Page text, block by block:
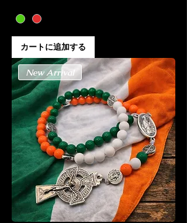
カートに追加する
New Arrival